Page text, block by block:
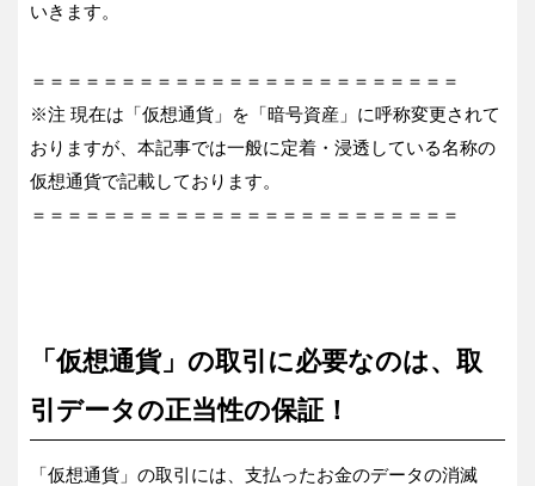
いきます。
＝＝＝＝＝＝＝＝＝＝＝＝＝＝＝＝＝＝＝＝＝＝＝＝
※注 現在は「仮想通貨」を「暗号資産」に呼称変更されて
おりますが、本記事では一般に定着・浸透している名称の
仮想通貨で記載しております。
＝＝＝＝＝＝＝＝＝＝＝＝＝＝＝＝＝＝＝＝＝＝＝＝
「仮想通貨」の取引に必要なのは、取
引データの正当性の保証！
「仮想通貨」の取引には、支払ったお金のデータの消滅